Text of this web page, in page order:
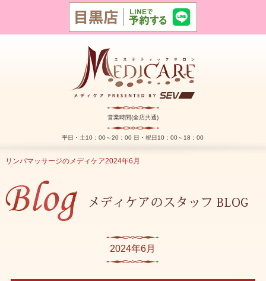
営業時間(全店共通)
平日・土10：00～20：00 日・祝日10：00～18：00
リンパマッサージのメディケア2024年6月
2024年6月